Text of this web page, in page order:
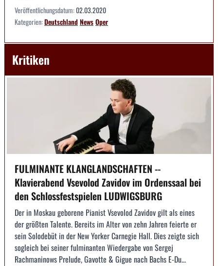
Veröffentlichungsdatum:02.03.2020
Kategorien:DeutschlandNewsOper
Kritiken
FULMINANTE KLANGLANDSCHAFTEN --
Klavierabend Vsevolod Zavidov im Ordenssaal bei
den Schlossfestspielen LUDWIGSBURG
Der in Moskau geborene Pianist Vsevolod Zavidov gilt als eines
der größten Talente. Bereits im Alter von zehn Jahren feierte er
sein Solodebüt in der New Yorker Carnegie Hall. Dies zeigte sich
sogleich bei seiner fulminanten Wiedergabe von Sergej
Rachmaninows Prelude, Gavotte & Gigue nach Bachs E-Du...